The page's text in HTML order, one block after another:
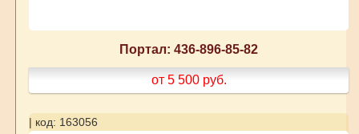
Портал: 436-896-85-82
от 5 500 руб.
| код: 163056